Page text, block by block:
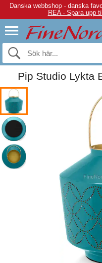
Danska webbshop - danska
REA - Spara upp
Pip Studio Lykta